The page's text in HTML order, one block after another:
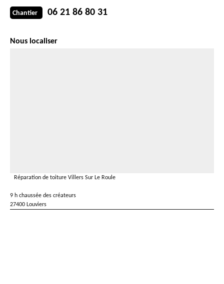
Chantier 06 21 86 80 31
Nous localiser
Réparation de toiture Villers Sur Le Roule
9 h chaussée des créateurs
27400 Louviers